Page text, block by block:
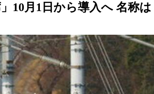
10月1日から導入へ 名称